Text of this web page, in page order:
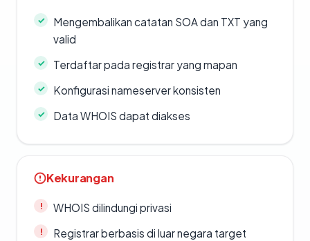
Mengembalikan catatan SOA dan TXT yang
valid
Terdaftar pada registrar yang mapan
Konfigurasi nameserver konsisten
Data WHOIS dapat diakses
Kekurangan
WHOIS dilindungi privasi
Registrar berbasis di luar negara target